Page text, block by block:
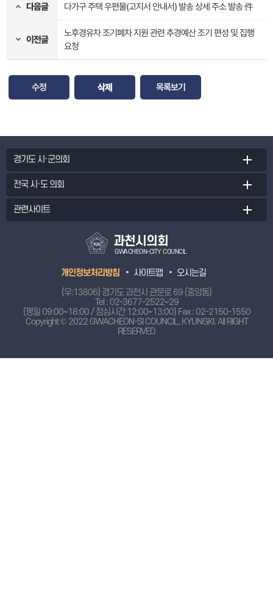
다음글 다가구 주택 우편물(고지서 안내서) 발송 상세 주소 발송 件
이전글
노후경유차 조기폐차 지원 관련 추경예산 조기 편성 및 집행
요청
수정 삭제 목록보기
경기도 시·군의회
전국 시·도 의회
관련사이트
과천시의회
GWACHEON-CITY COUNCIL
개인정보처리방침 사이트맵
오시는길
(우:13806) 경기도 과천시 관문로 69 (중앙동)
Tel :02-3677-2522~29
(평일 09:00~18:00 / 점심시간 12:00~13:00) Fax : 02-2150-1550
Copyright © 2022 GWACHEON-SI COUNCIL, KYUNGKI.All RIGHT
RESERVED